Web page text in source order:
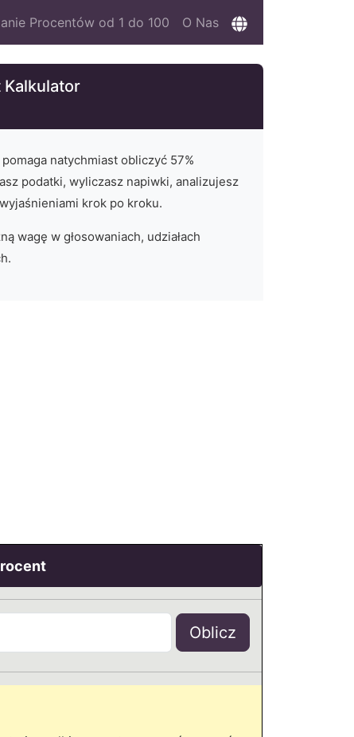
Procentów od 1 do 100 O Nas
natychmiast obliczyć 57%
podatki, wyliczasz napiwki, analizujesz
krok po kroku.
wagę w głosowaniach, udziałach
Oblicz